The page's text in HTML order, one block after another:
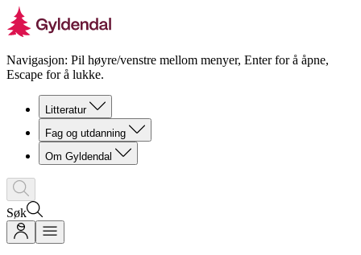
Navigasjon: Pil høyre/venstre mellom menyer, Enter for å åpne,
Escape for å lukke.
Litteratur
Fag og utdanning
Om Gyldendal
Søk